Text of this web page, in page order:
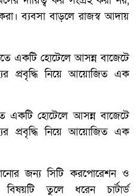
ব্যবসা বাড়লে রাজস্ব আদায়
একটি হোটেলে আসন্ন বাজেটে
প্রবৃদ্ধি নিয়ে আয়োজিত এক
জন্য সিটি করপোরেশন ও
তুলে ধরেন চার্টার্ড